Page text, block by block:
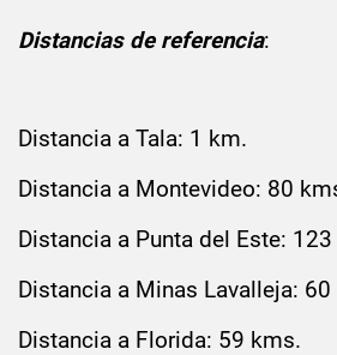
Distancias de referencia:
Distancia a Tala: 1 km.
Distancia a Montevideo: 80
Distancia a Punta del Este:
Distancia a Minas Lavalleja:
Distancia a Florida: 59 kms.